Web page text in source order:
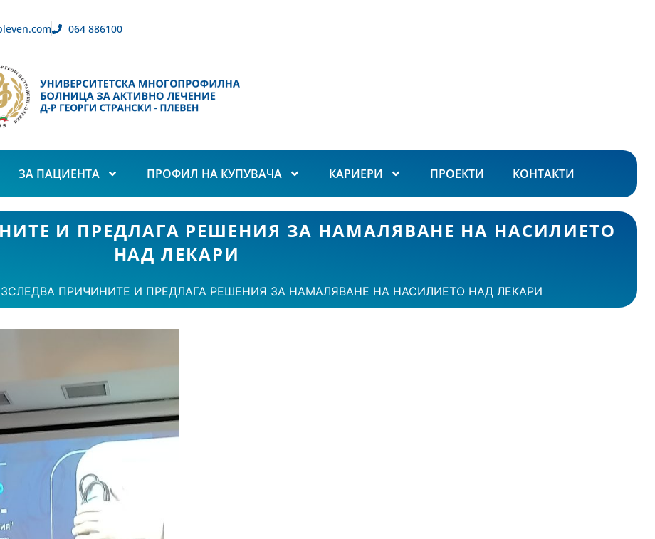
064 886100
ЗА ПАЦИЕНТА ПРОФИЛ НА КУПУВАЧА КАРИЕРИ ПРОЕКТИ КОНТАКТИ
И ПРЕДЛАГА РЕШЕНИЯ ЗА НАМАЛЯВАНЕ НА НАСИЛИЕТО
НАД ЛЕКАРИ
ПРИЧИНИТЕ И ПРЕДЛАГА РЕШЕНИЯ ЗА НАМАЛЯВАНЕ НА НАСИЛИЕТО НАД ЛЕКАРИ